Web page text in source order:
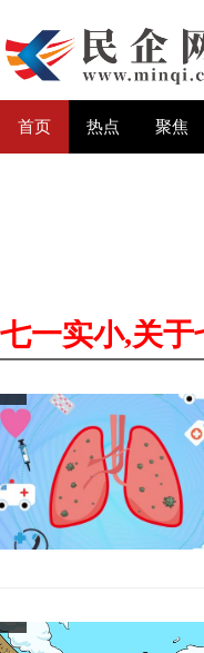
首页 热点 聚焦
七一实小,关于